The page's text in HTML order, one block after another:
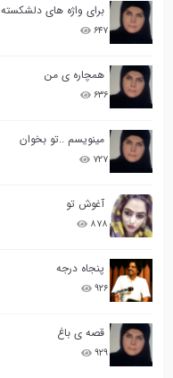
برای واژه های دلشکسته
۶۴۷
همچاره ی من
۶۳۶
مینویسم ..تو بخوان
۷۲۷
آغوش تو
۸۷۸
پنجاه درجه
۹۲۶
قصه ی باغ
۹۲۹